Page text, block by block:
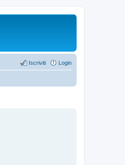
Login
Iscriviti